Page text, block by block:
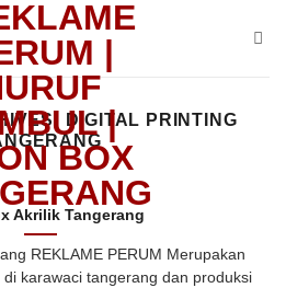
DIGITAL PRINTING
Akrilik Tangerang
REKLAME PERUM Merupakan
karawaci tangerang dan produksi